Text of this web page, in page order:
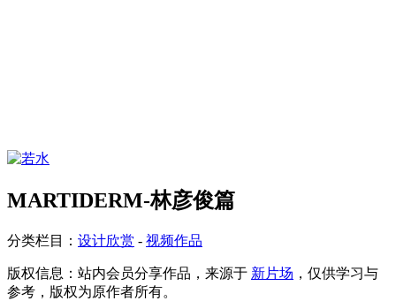
MARTIDERM-林彦俊篇
分类栏目： 设计欣赏 - 视频作品
版权信息： 站内会员分享作品，来源于 新片场 ，仅供学习与
参考，版权为原作者所有。